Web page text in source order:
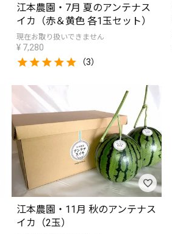
江本農園・7月 夏のアンテナス
イカ（赤＆黄色 各1玉セット）
現在お取り扱いできません
¥ 7,280
（3）
江本農園・11月 秋のアンテナス
イカ（2玉）